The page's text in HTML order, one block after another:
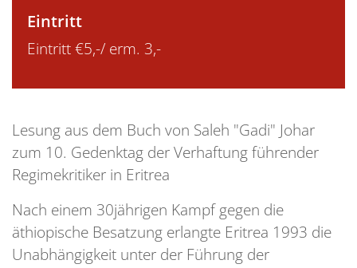
Eintritt
Eintritt €5,-/ erm. 3,-
Lesung aus dem Buch von Saleh "Gadi" Johar
zum 10. Gedenktag der Verhaftung führender
Regimekritiker in Eritrea
Nach einem 30jährigen Kampf gegen die
äthiopische Besatzung erlangte Eritrea 1993 die
Unabhängigkeit unter der Führung der